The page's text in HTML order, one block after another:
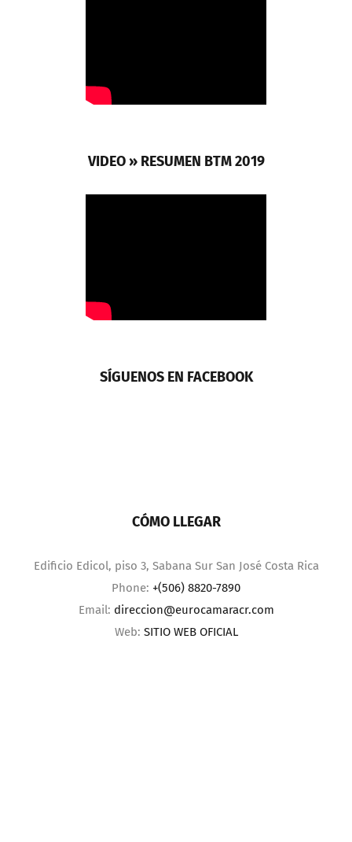
VIDEO » RESUMEN BTM 2019
SÍGUENOS EN FACEBOOK
CÓMO LLEGAR
Edificio Edicol, piso 3, Sabana Sur San José Costa Rica
Phone:
+(506) 8820-7890
Email: direccion@eurocamaracr.com
Web: SITIO WEB OFICIAL